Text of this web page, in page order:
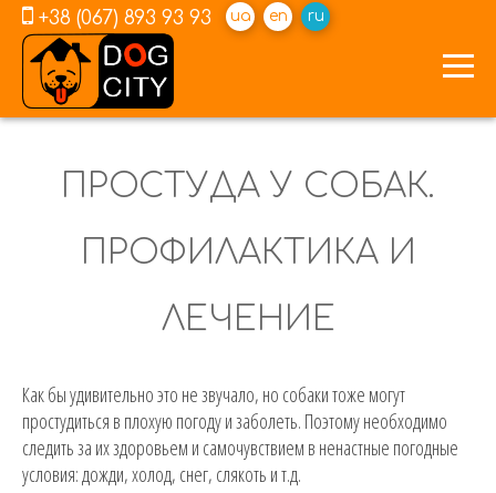
+38 (067) 893 93 93 ua en ru
ПРОСТУДА У СОБАК.
ПРОФИЛАКТИКА И
ЛЕЧЕНИЕ
Как бы удивительно это не звучало, но собаки тоже могут
простудиться в плохую погоду и заболеть. Поэтому необходимо
следить за их здоровьем и самочувствием в ненастные погодные
условия: дожди, холод, снег, слякоть и т.д.